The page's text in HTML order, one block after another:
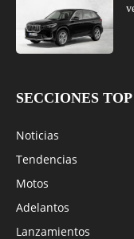
SECCIONES TOP
Noticias
Tendencias
Motos
Adelantos
Lanzamientos